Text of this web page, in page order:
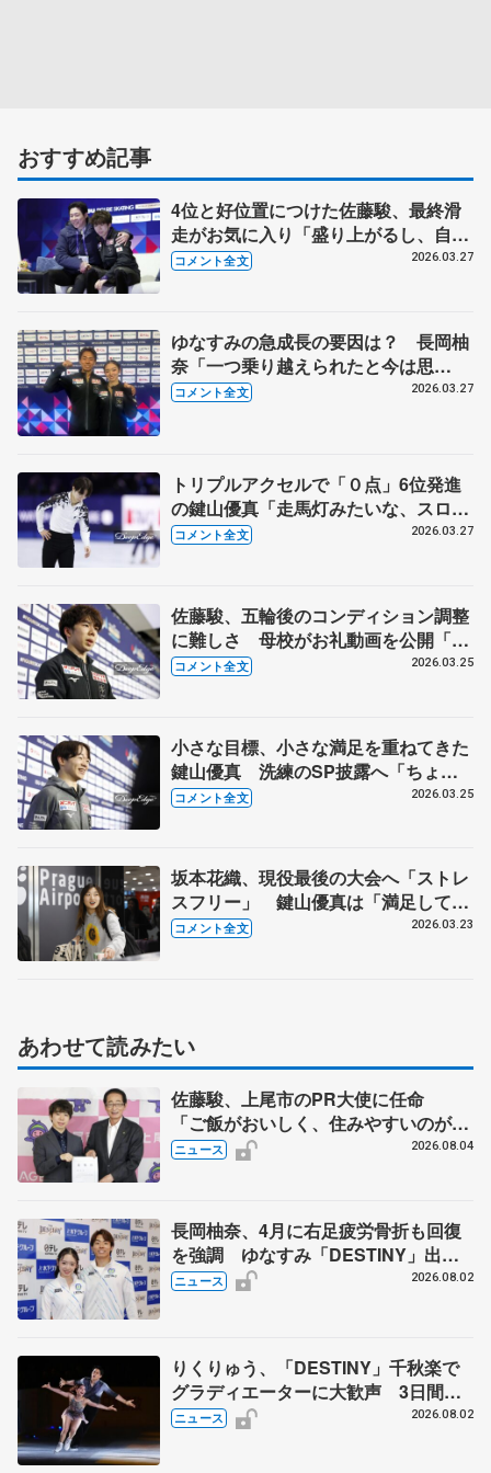
おすすめ記事
4位と好位置につけた佐藤駿、最終滑
走がお気に入り「盛り上がるし、自分
もよりうれしさが増す」【世界フィギ
コメント全文 2026.03.27
ゆなすみの急成長の要因は？ 長岡柚
奈「一つ乗り越えられたと今は思
う」 【世界フィギュア･ペアフリ
コメント全文 2026.03.27
トリプルアクセルで「０点」6位発進
の鍵山優真「走馬灯みたいな、スロー
モーションな、ふわぁ、みたいな感
コメント全文 2026.03.27
佐藤駿、五輪後のコンディション調整
に難しさ 母校がお礼動画を公開「届
いて良かった」 【世界フィギュア公
コメント全文 2026.03.25
小さな目標、小さな満足を重ねてきた
鍵山優真 洗練のSP披露へ「ちょっ
とアレンジを加えて…」 【世界フィギ
コメント全文 2026.03.25
坂本花織、現役最後の大会へ「ストレ
スフリー」 鍵山優真は「満足して終
われればいい」【世界選手権現地入
コメント全文 2026.03.23
あわせて読みたい
佐藤駿、上尾市のPR大使に任命
「ご飯がおいしく、住みやすいのが魅
力」
ニュース 2026.08.04
長岡柚奈、4月に右足疲労骨折も回復
を強調 ゆなすみ「DESTINY」出
演、森口澄士「力を合わせて」
ニュース 2026.08.02
りくりゅう、「DESTINY」千秋楽で
グラディエーターに大歓声 3日間の
計4公演で延べ約１万8千人動員、三浦
ニュース 2026.08.02